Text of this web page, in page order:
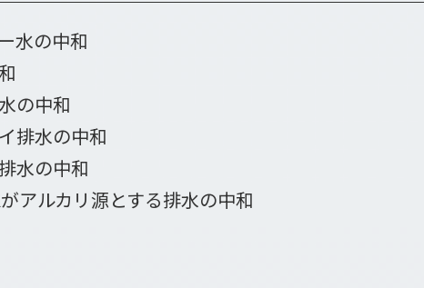
水の中和
の中和
排水の中和
水の中和
アルカリ源とする排水の中和